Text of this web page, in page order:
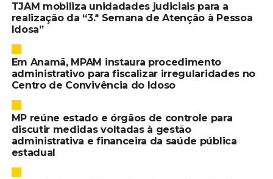
TJAM mobiliza unidadades judiciais para a
realização da “3.ª Semana de Atenção à Pessoa
Idosa”
Em Anamã, MPAM instaura procedimento
administrativo para fiscalizar irregularidades no
Centro de Convivência do Idoso
MP reúne estado e órgãos de controle para
discutir medidas voltadas à gestão
administrativa e financeira da saúde pública
estadual